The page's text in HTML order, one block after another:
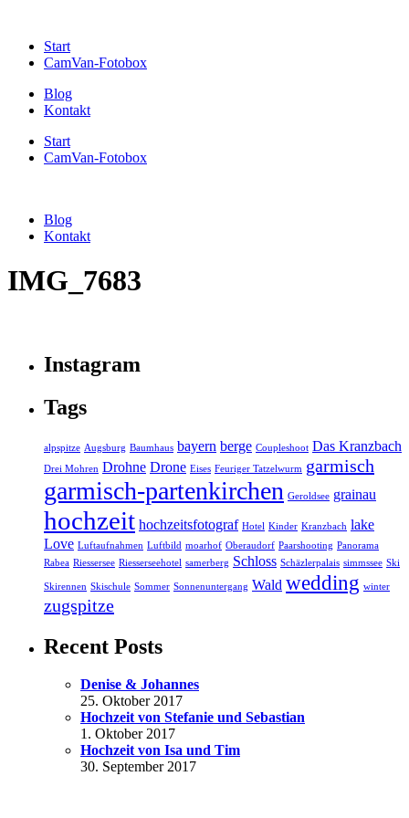
Start
CamVan-Fotobox
Blog
Kontakt
Start
CamVan-Fotobox
Blog
Kontakt
IMG_7683
Instagram
Tags
alpspitze Augsburg Baumhaus bayern berge Coupleshoot Das Kranzbach
Drei Mohren Drohne Drone Eises Feuriger Tatzelwurm garmisch
garmisch-partenkirchen Geroldsee grainau
hochzeit hochzeitsfotograf Hotel Kinder Kranzbach lake
Love Luftaufnahmen Luftbild moarhof Oberaudorf Paarshooting Panorama
Rabea Riessersee Riesserseehotel samerberg Schloss Schäzlerpalais simmssee Ski
Skirennen Skischule Sommer Sonnenuntergang Wald wedding winter
zugspitze
Recent Posts
Denise & Johannes
25. Oktober 2017
Hochzeit von Stefanie und Sebastian
1. Oktober 2017
Hochzeit von Isa und Tim
30. September 2017